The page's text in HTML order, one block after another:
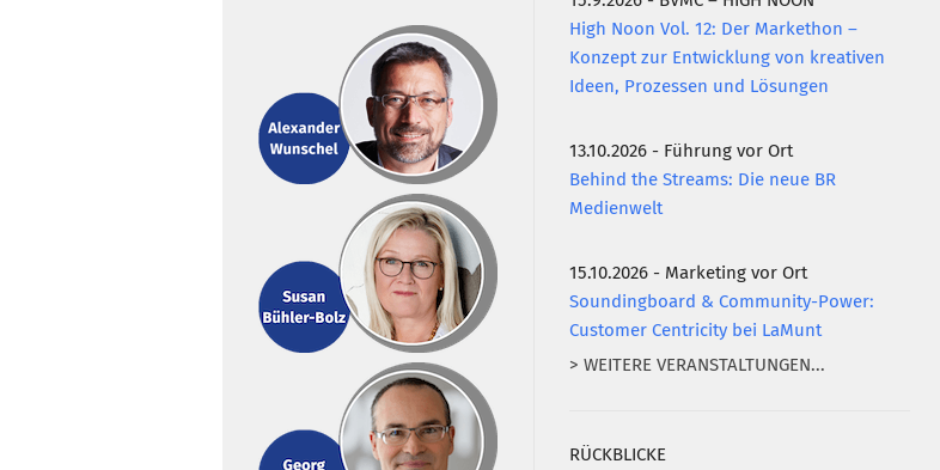
High Noon Vol. 12: Der Markethon –
Konzept zur Entwicklung von kreativen
Ideen, Prozessen und Lösungen
13.10.2026 - Führung vor Ort
Behind the Streams: Die neue BR
Medienwelt
15.10.2026 - Marketing vor Ort
Soundingboard & Community-Power:
Customer Centricity bei LaMunt
> WEITERE VERANSTALTUNGEN...
RÜCKBLICKE